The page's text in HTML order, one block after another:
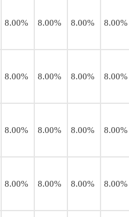
8.00% 8.00% 8.00% 8.00%
8.00% 8.00% 8.00% 8.00%
8.00% 8.00% 8.00% 8.00%
8.00% 8.00% 8.00% 8.00%